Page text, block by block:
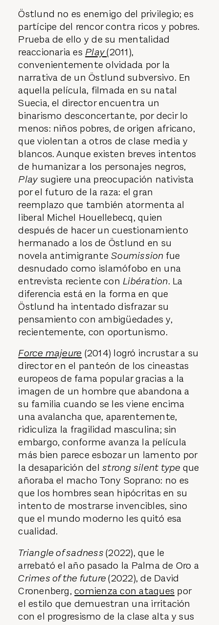
Östlund no es enemigo del privilegio; es
partícipe del rencor contra ricos y pobres.
Prueba de ello y de su mentalidad
reaccionaria es Play(2011),
convenientemente olvidada por la
narrativa de un Östlund subversivo. En
aquella película, filmada en su natal
Suecia, el director encuentra un
binarismo desconcertante, por decir lo
menos: niños pobres, de origen africano,
que violentan a otros de clase media y
blancos. Aunque existen breves intentos
de humanizar a los personajes negros,
Play sugiere una preocupación nativista
por el futuro de la raza: el gran
reemplazo que también atormenta al
liberal Michel Houellebecq, quien
después de hacer un cuestionamiento
hermanado a los de Östlund en su
novela antimigranteSoumission fue
desnudado como islamófobo en una
entrevista reciente con Libération. La
diferencia está en la forma en que
Östlund ha intentado disfrazar su
pensamiento con ambigüedades y,
recientemente, con oportunismo.
Force majeure (2014) logró incrustar a su
director en el panteón de los cineastas
europeos de fama popular gracias a la
imagen de un hombre que abandona a
su familia cuando se les viene encima
una avalancha que, aparentemente,
ridiculiza la fragilidad masculina; sin
embargo, conforme avanza la película
más bien parece esbozar un lamento por
la desaparición delstrong silent type que
añoraba el macho Tony Soprano: no es
que los hombres sean hipócritas en su
intento de mostrarse invencibles, sino
que el mundo moderno les quitó esa
cualidad.
Triangle of sadness(2022), que le
arrebató el año pasado la Palma de Oro a
Crimes of the future(2022), de David
Cronenberg,comienza con ataques por
el estilo que demuestran una irritación
con el progresismo de la clase alta y sus